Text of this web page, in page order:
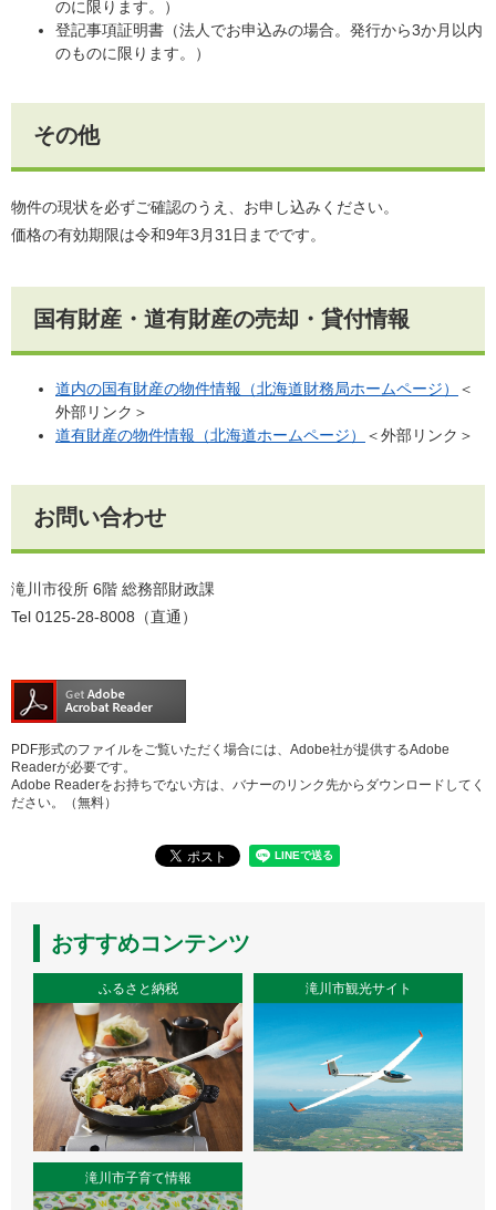
のに限ります。）
登記事項証明書（法人でお申込みの場合。発行から3か月以内
のものに限ります。）
その他
物件の現状を必ずご確認のうえ、お申し込みください。
価格の有効期限は令和9年3月31日までです。
国有財産・道有財産の売却・貸付情報
道内の国有財産の物件情報（北海道財務局ホームページ）
＜
外部リンク＞
道有財産の物件情報（北海道ホームページ）
＜外部リンク＞
お問い合わせ
滝川市役所 6階 総務部財政課
Tel 0125-28-8008（直通）
PDF形式のファイルをご覧いただく場合には、Adobe社が提供するAdobe
Readerが必要です。
Adobe Readerをお持ちでない方は、バナーのリンク先からダウンロードしてく
ださい。（無料）
おすすめコンテンツ
ふるさと納税 滝川市観光サイト
滝川市子育て情報